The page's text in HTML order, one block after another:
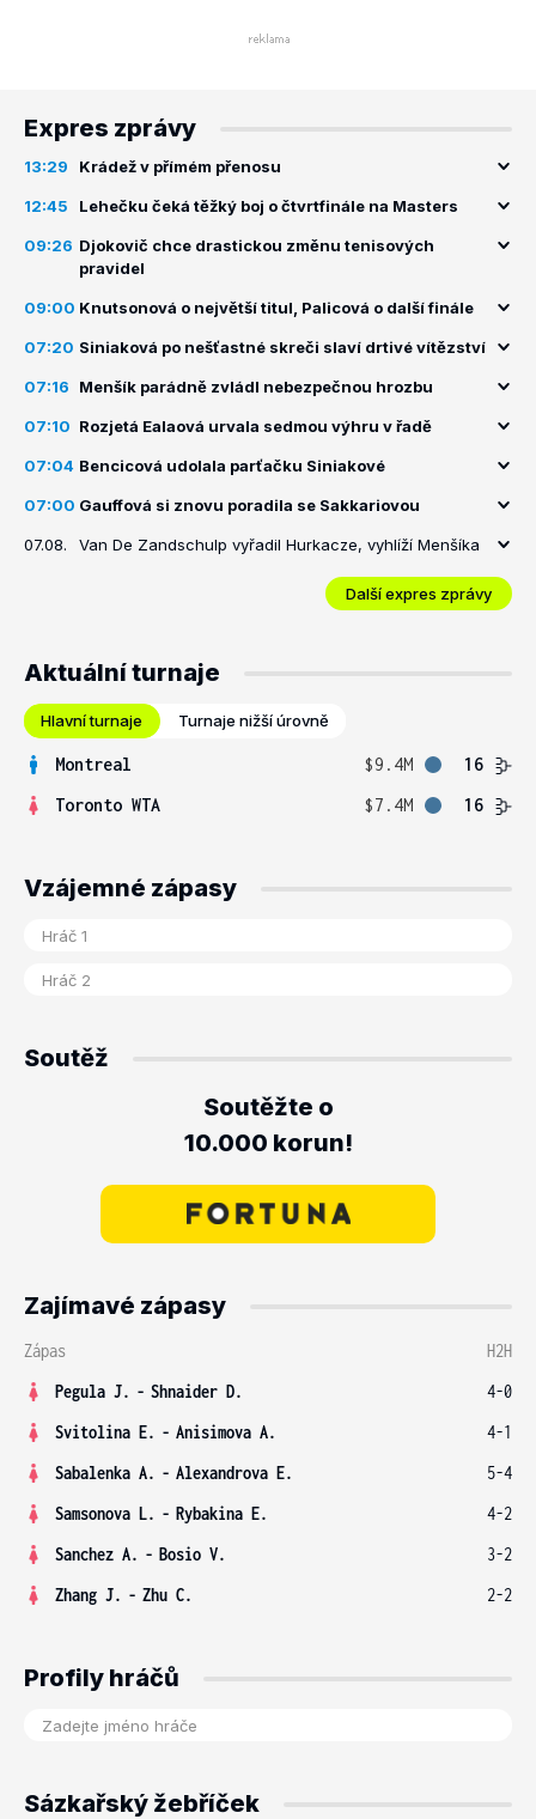
Expres zprávy
13:29 Krádež v přímém přenosu
12:45 Lehečku čeká těžký boj o čtvrtfinále na Masters
09:26 Djokovič chce drastickou změnu tenisových
pravidel
09:00 Knutsonová o největší titul, Palicová o další finále
07:20 Siniaková po nešťastné skreči slaví drtivé vítězství
07:16 Menšík parádně zvládl nebezpečnou hrozbu
07:10 Rozjetá Ealaová urvala sedmou výhru v řadě
07:04 Bencicová udolala parťačku Siniakové
07:00 Gauffová si znovu poradila se Sakkariovou
07.08. Van De Zandschulp vyřadil Hurkacze, vyhlíží Menšíka
Další expres zprávy
Aktuální turnaje
Hlavní turnaje Turnaje nižší úrovně
Montreal $9.4M
16
Toronto WTA
$7.4M 16
Vzájemné zápasy
Soutěž
Soutěžte o
10.000 korun!
Zajímavé zápasy
Zápas
H2H
Pegula J. - Shnaider D.
4-0
Svitolina E. - Anisimova A.
4-1
Sabalenka A. - Alexandrova E.
5-4
Samsonova L. - Rybakina E.
4-2
Sanchez A. - Bosio V.
3-2
Zhang J. - Zhu C. 2-2
Profily hráčů
Sázkařský žebříček